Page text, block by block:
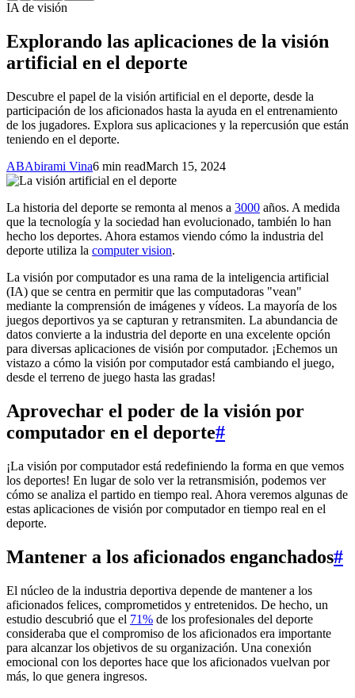
IA de visión
Explorando las aplicaciones de la visión
artificial en el deporte
Descubre el papel de la visión artificial en el deporte, desde la
participación de los aficionados hasta la ayuda en el entrenamiento
de los jugadores. Explora sus aplicaciones y la repercusión que están
teniendo en el deporte.
ABAbirami Vina6 min readMarch 15, 2024
La historia del deporte se remonta al menos a 3000 años. A medida
que la tecnología y la sociedad han evolucionado, también lo han
hecho los deportes. Ahora estamos viendo cómo la industria del
deporte utiliza la computer vision.
La visión por computador es una rama de la inteligencia artificial
(IA) que se centra en permitir que las computadoras "vean"
mediante la comprensión de imágenes y vídeos. La mayoría de los
juegos deportivos ya se capturan y retransmiten. La abundancia de
datos convierte a la industria del deporte en una excelente opción
para diversas aplicaciones de visión por computador. ¡Echemos un
vistazo a cómo la visión por computador está cambiando el juego,
desde el terreno de juego hasta las gradas!
Aprovechar el poder de la visión por
computador en el deporte#
¡La visión por computador está redefiniendo la forma en que vemos
los deportes! En lugar de solo ver la retransmisión, podemos ver
cómo se analiza el partido en tiempo real. Ahora veremos algunas de
estas aplicaciones de visión por computador en tiempo real en el
deporte.
Mantener a los aficionados enganchados#
El núcleo de la industria deportiva depende de mantener a los
aficionados felices, comprometidos y entretenidos. De hecho, un
estudio descubrió que el 71% de los profesionales del deporte
consideraba que el compromiso de los aficionados era importante
para alcanzar los objetivos de su organización. Una conexión
emocional con los deportes hace que los aficionados vuelvan por
más, lo que genera ingresos.